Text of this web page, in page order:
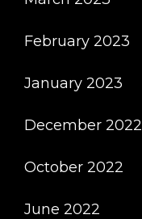
February 2023
January 2023
December 2022
October 2022
June 2022